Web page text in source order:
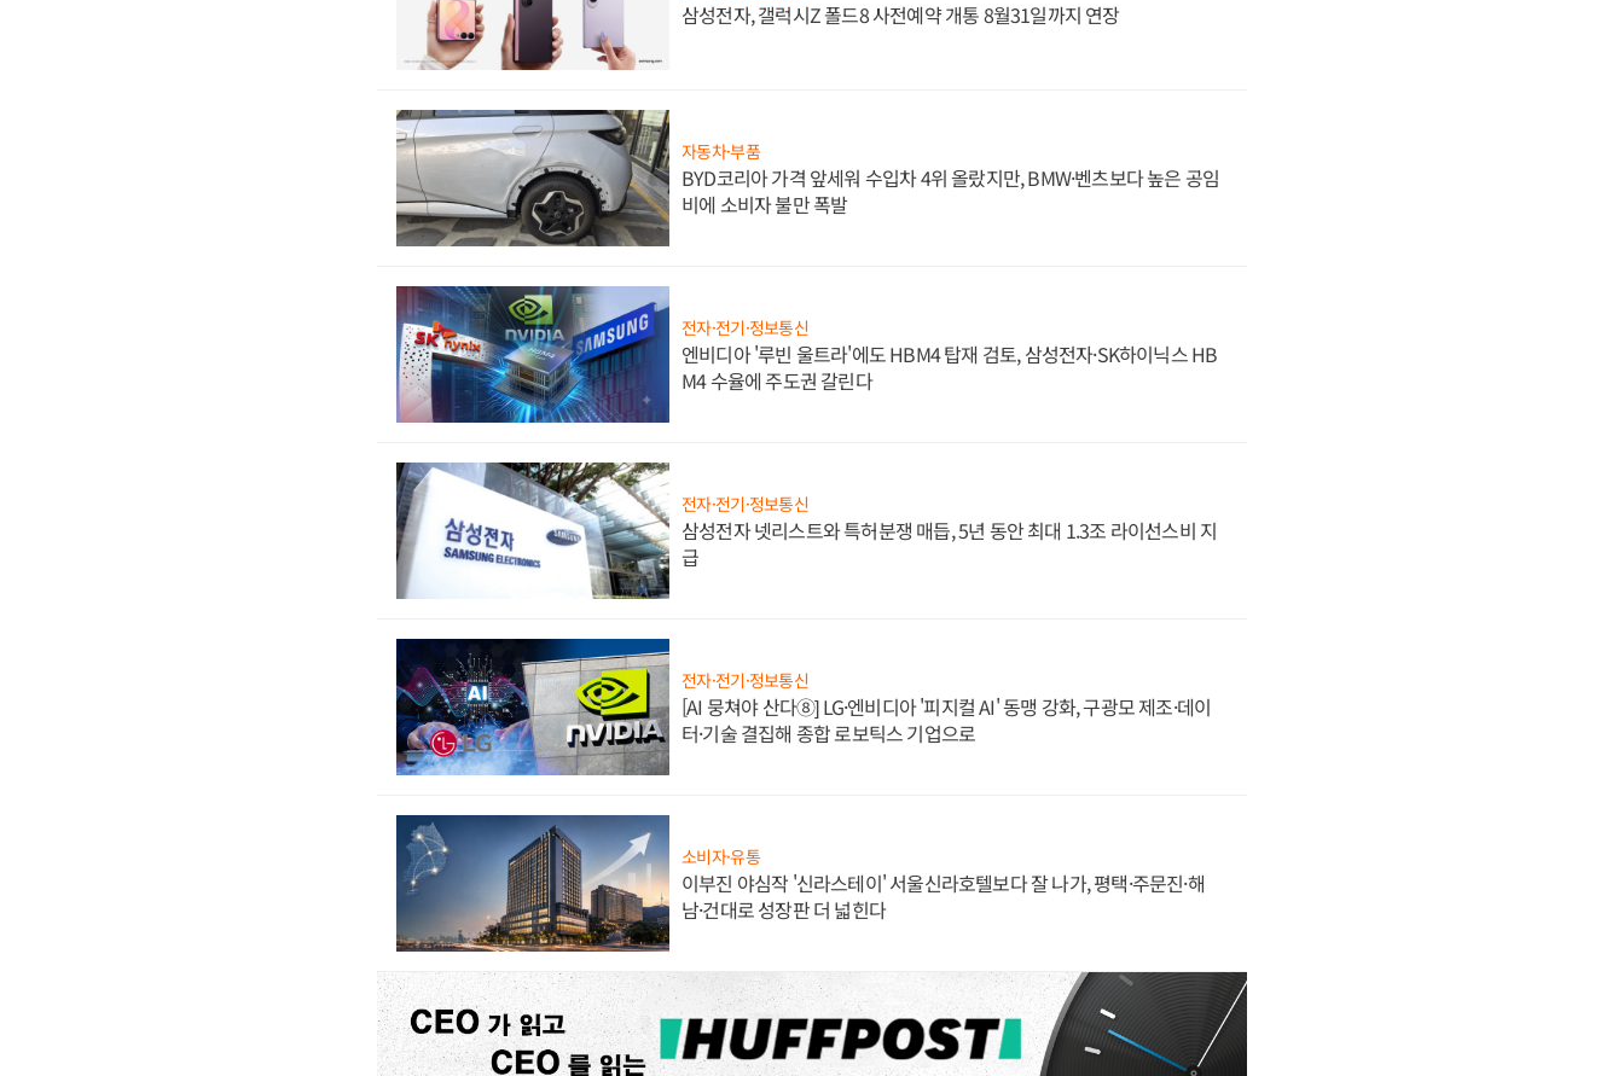
삼성전자, 갤럭시Z 폴드8 사전예약 개통 8월31일까지 연장
자동차·부품
BYD코리아 가격 앞세워 수입차 4위 올랐지만, BMW·벤츠보다 높은 공임
비에 소비자 불만 폭발
전자·전기·정보통신
엔비디아 '루빈 울트라'에도 HBM4 탑재 검토, 삼성전자·SK하이닉스 HB
M4 수율에 주도권 갈린다
전자·전기·정보통신
삼성전자 넷리스트와 특허분쟁 매듭, 5년 동안 최대 1.3조 라이선스비 지
급
전자·전기·정보통신
[AI 뭉쳐야 산다⑧] LG·엔비디아 '피지컬 AI' 동맹 강화, 구광모 제조·데이
터·기술 결집해 종합 로보틱스 기업으로
소비자·유통
이부진 야심작 '신라스테이' 서울신라호텔보다 잘 나가, 평택·주문진·해
남·건대로 성장판 더 넓힌다